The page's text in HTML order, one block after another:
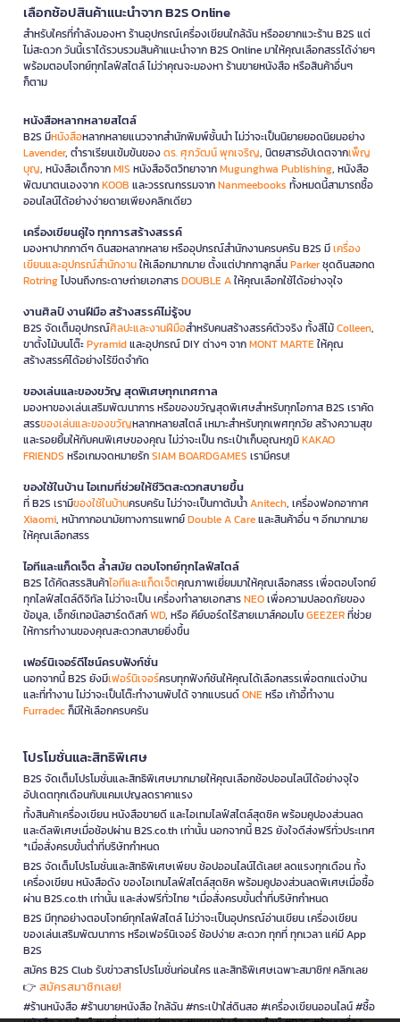
เลือกช้อปสินค้าแนะนำจาก B2S Online
สำหรับใครที่กำลังมองหา ร้านอุปกรณ์เครื่องเขียนใกล้ฉัน หรืออยากแวะร้าน B2S แต่
ไม่สะดวก วันนี้เราได้รวบรวมสินค้าแนะนำจาก B2S Online มาให้คุณเลือกสรรได้ง่ายๆ
พร้อมตอบโจทย์ทุกไลฟ์สไตล์ ไม่ว่าคุณจะมองหา ร้านขายหนังสือ หรือสินค้าอื่นๆ
ก็ตาม
หนังสือหลากหลายสไตล์
B2S มีหนังสือหลากหลายแนวจากสำนักพิมพ์ชั้นนำ ไม่ว่าจะเป็นนิยายยอดนิยมอย่าง
Lavender, ตำราเรียนเข้มข้นของดร. ศุภวัฒน์ พุกเจริญ, นิตยสารอัปเดตจากเพ็ญ
บุญ, หนังสือเด็กจากMIS หนังสือจิตวิทยาจากMugunghwa Publishing, หนังสือ
พัฒนาตนเองจากKOOB และวรรณกรรมจากNanmeebooks ทั้งหมดนี้สามารถซื้อ
ออนไลน์ได้อย่างง่ายดายเพียงคลิกเดียว
เครื่องเขียนคู่ใจ ทุกการสร้างสรรค์
มองหาปากกาดีๆ ดินสอหลากหลาย หรืออุปกรณ์สำนักงานครบครัน B2S มีเครื่อง
เขียนและอุปกรณ์สำนักงานให้เลือกมากมาย ตั้งแต่ปากกาลูกลื่นParkerชุดดินสอกด
Rotringไปจนถึงกระดาษถ่ายเอกสารDOUBLE Aให้คุณเลือกใช้ได้อย่างจุใจ
งานศิลป์ งานฝีมือ สร้างสรรค์ไม่รู้จบ
B2S จัดเต็มอุปกรณ์ศิลปะและงานฝีมือสำหรับคนสร้างสรรค์ตัวจริง ทั้งสีไม้Colleen,
ขาตั้งไม้บนโต๊ะPyramidและอุปกรณ์ DIY ต่างๆ จากMONT MARTEให้คุณ
สร้างสรรค์ได้อย่างไร้ขีดจำกัด
ของเล่นและของขวัญ สุดพิเศษทุกเทศกาล
มองหาของเล่นเสริมพัฒนาการ หรือของขวัญสุดพิเศษสำหรับทุกโอกาส B2S เราคัด
สรรของเล่นและของขวัญหลากหลายสไตล์ เหมาะสำหรับทุกเพศทุกวัย สร้างความสุข
และรอยยิ้มให้กับคนพิเศษของคุณ ไม่ว่าจะเป็น กระเป๋าเก็บอุณหภูมิKAKAO
FRIENDS หรือเกมจดหมายรักSIAM BOARDGAMES เรามีครบ!
ของใช้ในบ้าน ไอเทมที่ช่วยให้ชีวิตสะดวกสบายขึ้น
ที่ B2S เรามีของใช้ในบ้านครบครัน ไม่ว่าจะเป็นกาต้มน้ำAnitech, เครื่องฟอกอากาศ
Xiaomi, หน้ากากอนามัยทางการแพทย์Double A Careและสินค้าอื่น ๆ อีกมากมาย
ให้คุณเลือกสรร
ไอทีและแก็ดเจ็ต ล้ำสมัย ตอบโจทย์ทุกไลฟ์สไตล์
B2S ได้คัดสรรสินค้าไอทีและแก็ดเจ็ตคุณภาพเยี่ยมมาให้คุณเลือกสรร เพื่อตอบโจทย์
ทุกไลฟ์สไตล์ดิจิทัล ไม่ว่าจะเป็น เครื่องทำลายเอกสารNEOเพื่อความปลอดภัยของ
ข้อมูล, เอ็กซ์เทอนัลฮาร์ดดิสก์WD, หรือ คีย์บอร์ดไร้สายเมาส์คอมโบGEEZERที่ช่วย
ให้การทำงานของคุณสะดวกสบายยิ่งขึ้น
เฟอร์นิเจอร์ดีไซน์ครบฟังก์ชั่น
นอกจากนี้ B2S ยังมีเฟอร์นิเจอร์ครบทุกฟังก์ชันให้คุณได้เลือกสรรเพื่อตกแต่งบ้าน
และที่ทำงาน ไม่ว่าจะเป็นโต๊ะทำงานพับได้ จากแบรนด์ONEหรือ เก้าอี้ทำงาน
Furradecก็มีให้เลือกครบครัน
โปรโมชั่นและสิทธิพิเศษ
B2S จัดเต็มโปรโมชั่นและสิทธิพิเศษมากมายให้คุณเลือกช้อปออนไลน์ได้อย่างจุใจ
อัปเดตทุกเดือนกับแคมเปญลดราคาแรง
ทั้งสินค้าเครื่องเขียน หนังสือขายดี และไอเทมไลฟ์สไตล์สุดชิค พร้อมคูปองส่วนลด
และดีลพิเศษเมื่อช้อปผ่าน B2S.co.th เท่านั้น นอกจากนี้ B2S ยังใจดีส่งฟรีทั่วประเทศ
*เมื่อสั่งครบขั้นต่ำที่บริษัทกำหนด
B2S จัดเต็มโปรโมชั่นและสิทธิพิเศษเพียบ ช้อปออนไลน์ได้เลย! ลดแรงทุกเดือน ทั้ง
เครื่องเขียน หนังสือดัง ของไอเทมไลฟ์สไตล์สุดชิค พร้อมคูปองส่วนลดพิเศษเมื่อซื้อ
ผ่าน B2S.co.th เท่านั้น และส่งฟรีทั่วไทย *เมื่อสั่งครบขั้นต่ำที่บริษัทกำหนด
B2S มีทุกอย่างตอบโจทย์ทุกไลฟ์สไตล์ ไม่ว่าจะเป็นอุปกรณ์อ่านเขียน เครื่องเขียน
ของเล่นเสริมพัฒนาการ หรือเฟอร์นิเจอร์ ช้อปง่าย สะดวก ทุกที่ ทุกเวลา แค่มี App
B2S
สมัคร B2S Club รับข่าวสารโปรโมชั่นก่อนใคร และสิทธิพิเศษเฉพาะสมาชิก! คลิกเลย
👉 สมัครสมาชิกเลย!
#ร้านหนังสือ #ร้านขายหนังสือ ใกล้ฉัน #กระเป๋าใส่ดินสอ #เครื่องเขียนออนไลน์ #ซื้อ